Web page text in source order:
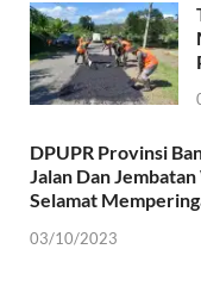
DPUPR Provinsi
Jalan Dan
Selamat
03/10/2023